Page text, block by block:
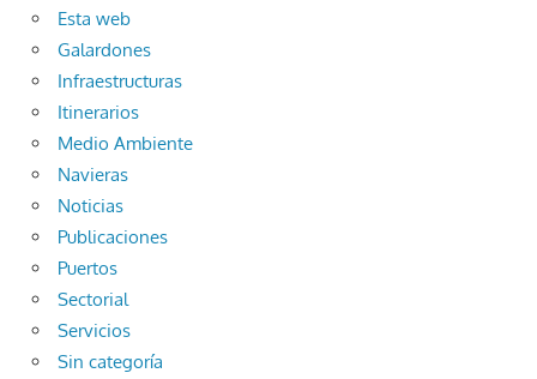
Esta web
Galardones
Infraestructuras
Itinerarios
Medio Ambiente
Navieras
Noticias
Publicaciones
Puertos
Sectorial
Servicios
Sin categoría